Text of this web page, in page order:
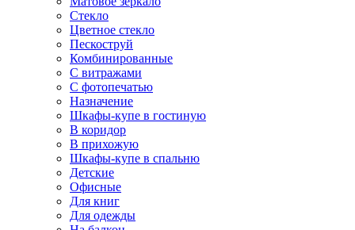
Стекло
Цветное стекло
Пескоструй
Комбинированные
С витражами
С фотопечатью
Назначение
Шкафы-купе в гостиную
В коридор
В прихожую
Шкафы-купе в спальню
Детские
Офисные
Для книг
Для одежды